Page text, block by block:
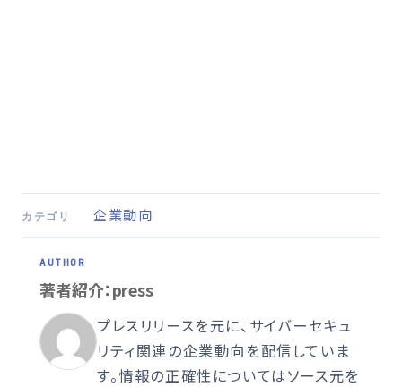
カテゴリ 企業動向
著者紹介：press
プレスリリースを元に、サイバーセキュ
リティ関連の企業動向を配信していま
す。情報の正確性についてはソース元を